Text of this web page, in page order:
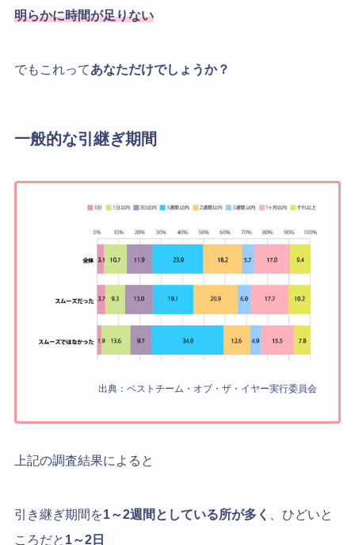
明らかに時間が足りない
でもこれってあなただけでしょうか？
一般的な引継ぎ期間
出典：ベストチーム・オブ・ザ・イヤー実行委員会
上記の調査結果によると
引き継ぎ期間を1～2週間としている所が多く
、ひどいと
ころだと 1～2日